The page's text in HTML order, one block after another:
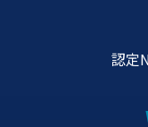
認定